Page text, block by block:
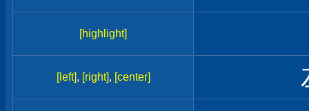
[highlight]
[left], [right], [center]